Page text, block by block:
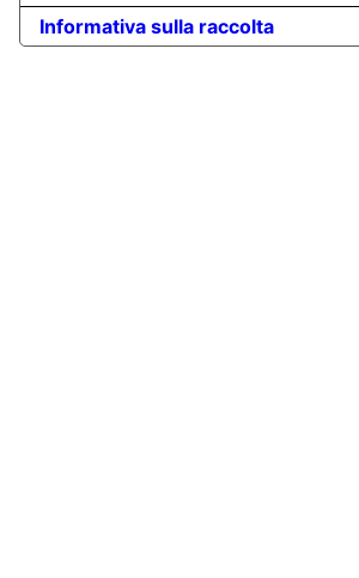
Informativa sulla raccolta